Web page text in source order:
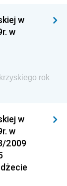
Rozwoju
Archiwów
i
w
w
rok
w
w
2009